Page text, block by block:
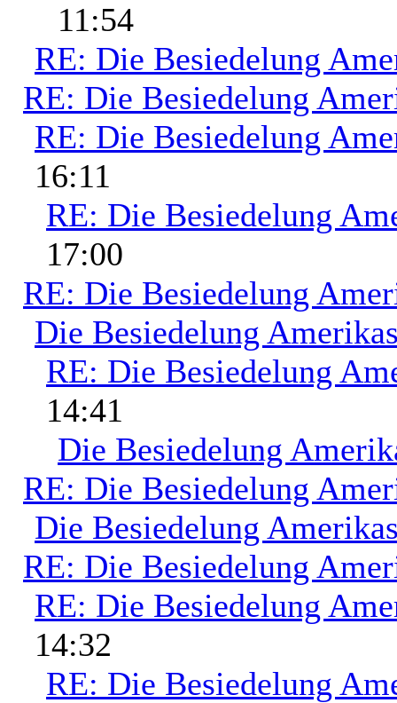
11:54
RE: Die Besiedelung
RE: Die Besiedelung
RE: Die Besiedelung
16:11
RE: Die Besiedelung
17:00
RE: Die Besiedelung
Die Besiedelung
RE: Die Besiedelung
14:41
Die Besiedelung
RE: Die Besiedelung
Die Besiedelung
RE: Die Besiedelung
RE: Die Besiedelung
14:32
RE: Die Besiedelung